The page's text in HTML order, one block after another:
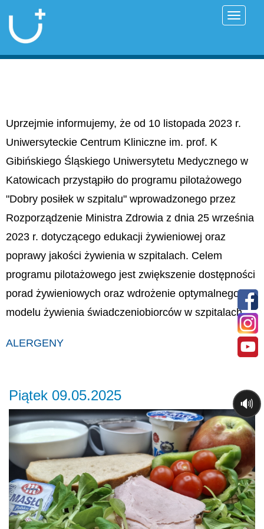
Uprzejmie informujemy, że od 10 listopada 2023 r.
Uniwersyteckie Centrum Kliniczne im. prof. K
Gibińskiego Śląskiego Uniwersytetu Medycznego w
Katowicach przystąpiło do programu pilotażowego
"Dobry posiłek w szpitalu" wprowadzonego przez
Rozporządzenie Ministra Zdrowia z dnia 25 września
2023 r. dotyczącego edukacji żywieniowej oraz
poprawy jakości żywienia w szpitalach. Celem
programu pilotażowego jest zwiększenie dostępności
porad żywieniowych oraz wdrożenie optymalnego
modelu żywienia świadczeniobiorców w szpitalach.
ALERGENY
Piątek 09.05.2025
Previous
🔊